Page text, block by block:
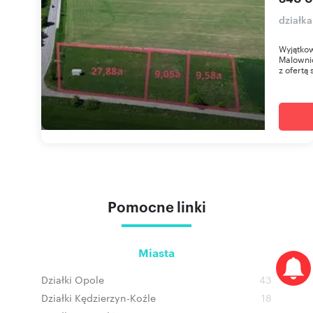
z ofertą
Pomocne linki
Miasta
Działki Opole
43
Działki Kędzierzyn-Koźle
18